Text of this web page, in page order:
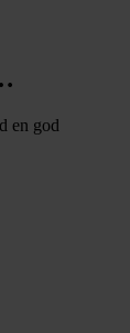
en god